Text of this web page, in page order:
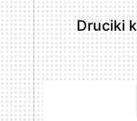
Druciki